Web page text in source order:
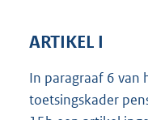
ARTIKEL I
In paragraaf 6 van
toetsingskader